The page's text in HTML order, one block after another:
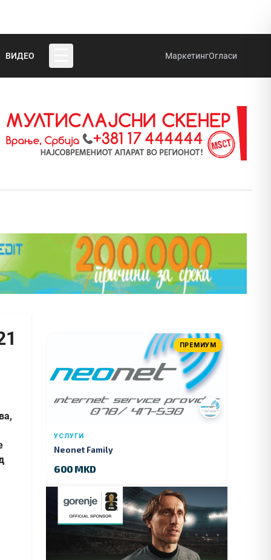
ВИДЕО МаркетингОгласи
ПРЕМИУМ
УСЛУГИ
Neonet Family
600 MKD